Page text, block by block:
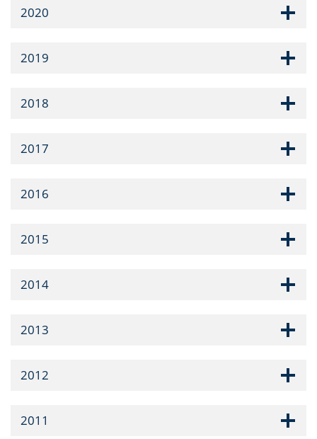
2020
2019
2018
2017
2016
2015
2014
2013
2012
2011